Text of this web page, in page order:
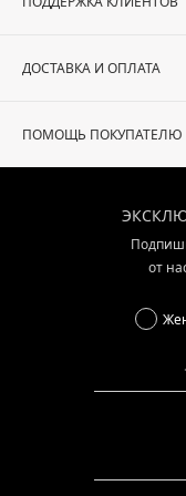
ДОСТАВКА И ОПЛАТА
ПОМОЩЬ ПОКУПАТЕЛЮ
от